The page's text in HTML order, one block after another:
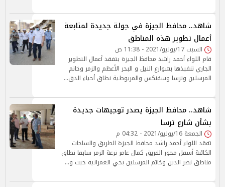
شاهد.. محافظ الجيزة في جولة جديدة لمتابعة
أعمال تطوير هذه المناطق
السبت 17/يوليو/2021 - 11:38 ص
قام اللواء أحمد راشد محافظ الجيزة بتفقد أعمال التطوير
الجاري تنفيذها بشوارع النيل و البحر الأعظم والزمر وخاتم
المرسلين وترسا وسفنكس والمريوطية نطاق أحياء الدق…
شاهد.. محافظ الجيزة يصدر توجيهات جديدة
بشأن شارع ترسا
الجمعة 16/يوليو/2021 - 04:32 م
تفقد اللواء أحمد راشد محافظ الجيزة الطريق والساحات
الكائنة أسفل محور الفريق كمال عامر ترعة الزمر سابقا نطاق
مناطق نصر الدين وخاتم المرسلين بحي العمرانية حيث و…